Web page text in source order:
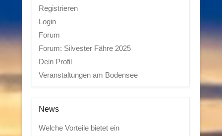
Registrieren
Login
Forum
Forum: Silvester Fähre 2025
Dein Profil
Veranstaltungen am Bodensee
News
Welche Vorteile bietet ein